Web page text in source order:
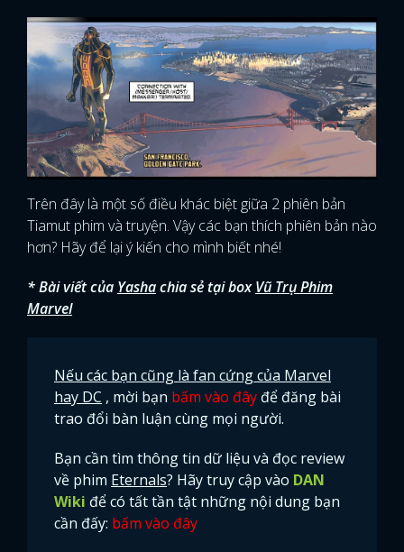
Trên đây là một số điều khác biệt giữa 2 phiên bản
Tiamut phim và truyện. Vậy các bạn thích phiên bản nào
hơn? Hãy để lại ý kiến cho mình biết nhé!
* Bài viết của Yashachia sẻ tại boxVũ Trụ Phim
Marvel
Nếu các bạn cũng là fan cứng của Marvel
hay DC , mời bạn bấm vào đây để đăng bài
trao đổi bàn luận cùng mọi người.
Bạn cần tìm thông tin dữ liệu và đọc review
về phim Eternals? Hãy truy cập vào DAN
Wiki để có tất tần tật những nội dung bạn
cần đấy: bấm vào đây